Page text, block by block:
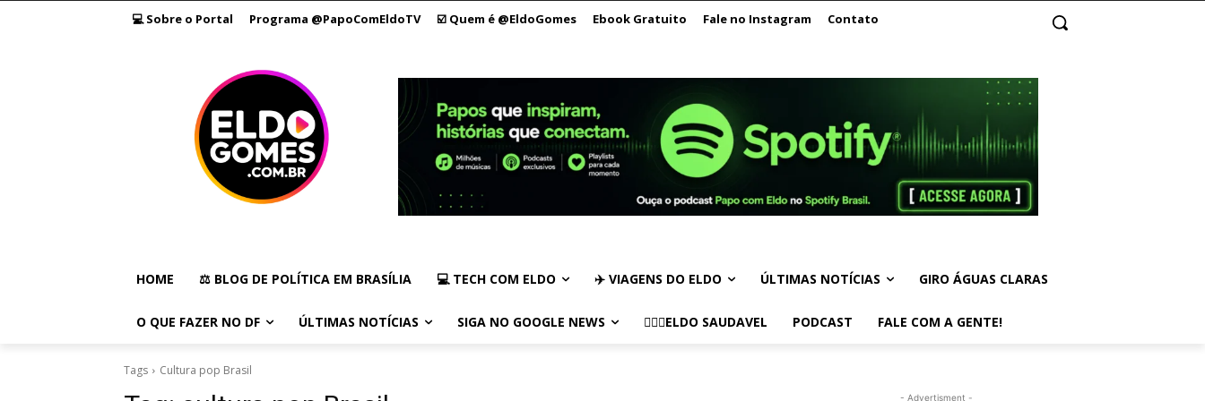
💻 Sobre o Portal Programa @PapoComEldoTV ☑️ Quem é @EldoGomes Ebook Gratuito Fale no Instagram Contato
HOME ⚖️ BLOG DE POLÍTICA EM BRASÍLIA 💻 TECH COM ELDO ✈️ VIAGENS DO ELDO ÚLTIMAS NOTÍCIAS GIRO ÁGUAS CLARAS
O QUE FAZER NO DF ÚLTIMAS NOTÍCIAS SIGA NO GOOGLE NEWS 🏃🏻‍♂️ELDO SAUDAVEL PODCAST FALE COM A GENTE!
Tags Cultura pop Brasil
- Advertisment -